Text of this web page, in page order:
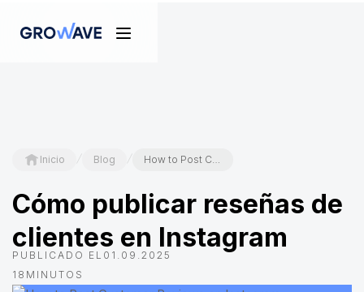
Inicio / Blog / How to Post Customer Reviews on Instagram
Cómo publicar reseñas de
clientes en Instagram
PUBLICADO EL 01.09.2025
18 MINUTOS